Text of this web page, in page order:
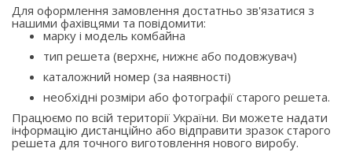
Для оформлення замовлення достатньо зв'язатися з
нашими фахівцями та повідомити:
марку і модель комбайна
тип решета (верхнє, нижнє або подовжувач)
каталожний номер (за наявності)
необхідні розміри або фотографії старого решета.
Працюємо по всій території України. Ви можете надати
інформацію дистанційно або відправити зразок старого
решета для точного виготовлення нового виробу.